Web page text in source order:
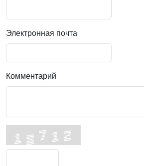
Электронная почта
Комментарий